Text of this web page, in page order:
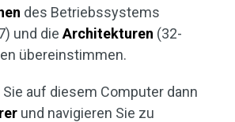
des Betriebssystems
und die Architekturen (32-
übereinstimmen.
auf diesem Computer dann
und navigieren Sie zu